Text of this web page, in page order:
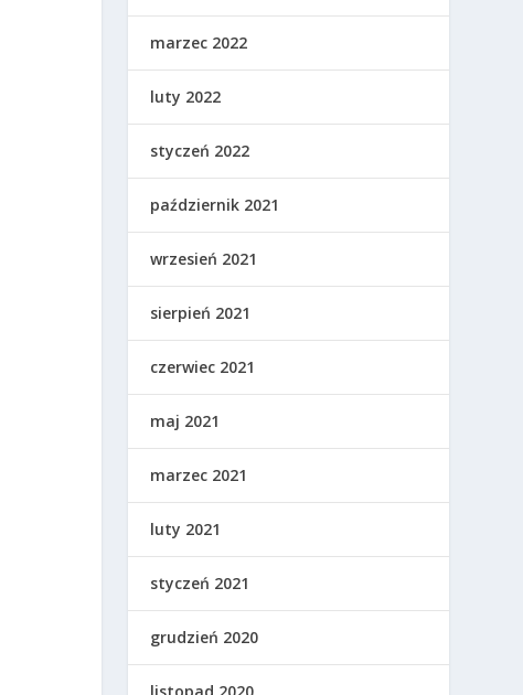
marzec 2022
luty 2022
styczeń 2022
październik 2021
wrzesień 2021
sierpień 2021
czerwiec 2021
maj 2021
marzec 2021
luty 2021
styczeń 2021
grudzień 2020
listopad 2020